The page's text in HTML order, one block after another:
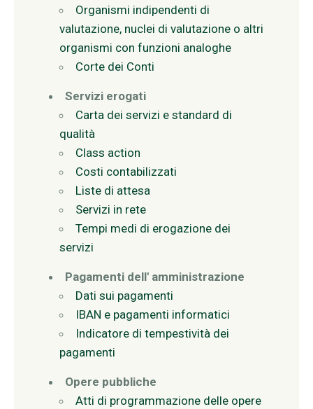
Organismi indipendenti di
valutazione, nuclei di valutazione o altri
organismi con funzioni analoghe
Corte dei Conti
Servizi erogati
Carta dei servizi e standard di
qualità
Class action
Costi contabilizzati
Liste di attesa
Servizi in rete
Tempi medi di erogazione dei
servizi
Pagamenti dell' amministrazione
Dati sui pagamenti
IBAN e pagamenti informatici
Indicatore di tempestività dei
pagamenti
Opere pubbliche
Atti di programmazione delle opere